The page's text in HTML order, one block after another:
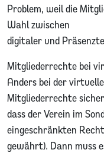
Problem, weil die
Wahl zwischen
digitaler und
Mitgliederrechte bei
Anders bei der
Mitgliederrechte
dass der Verein im
eingeschränkten
gewährt). Dann muss